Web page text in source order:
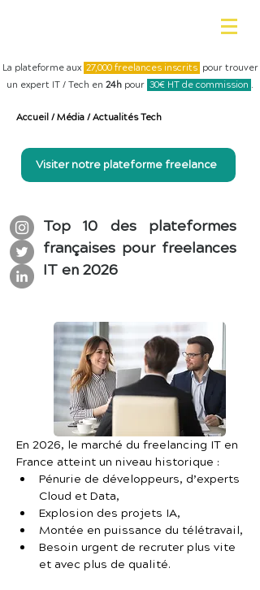
La plateforme aux 27,000 freelances inscrits pour trouver
un expert IT / Tech en 24h pour 30€ HT de commission .
Accueil / Média / Actualités Tech
Visiter notre plateforme freelance
Top 10 des plateformes
françaises pour freelances
IT en 2026
En 2026, le marché du freelancing IT en
France atteint un niveau historique :
Pénurie de développeurs, d’experts
Cloud et Data,
Explosion des projets IA,
Montée en puissance du télétravail,
Besoin urgent de recruter plus vite
et avec plus de qualité.